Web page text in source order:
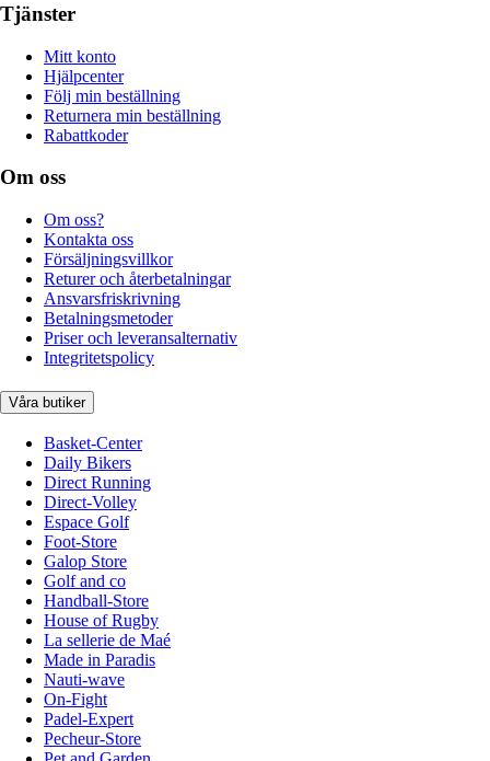
Tjänster
Mitt konto
Hjälpcenter
Följ min beställning
Returnera min beställning
Rabattkoder
Om oss
Om oss?
Kontakta oss
Försäljningsvillkor
Returer och återbetalningar
Ansvarsfriskrivning
Betalningsmetoder
Priser och leveransalternativ
Integritetspolicy
Våra butiker
Basket-Center
Daily Bikers
Direct Running
Direct-Volley
Espace Golf
Foot-Store
Galop Store
Golf and co
Handball-Store
House of Rugby
La sellerie de Maé
Made in Paradis
Nauti-wave
On-Fight
Padel-Expert
Pecheur-Store